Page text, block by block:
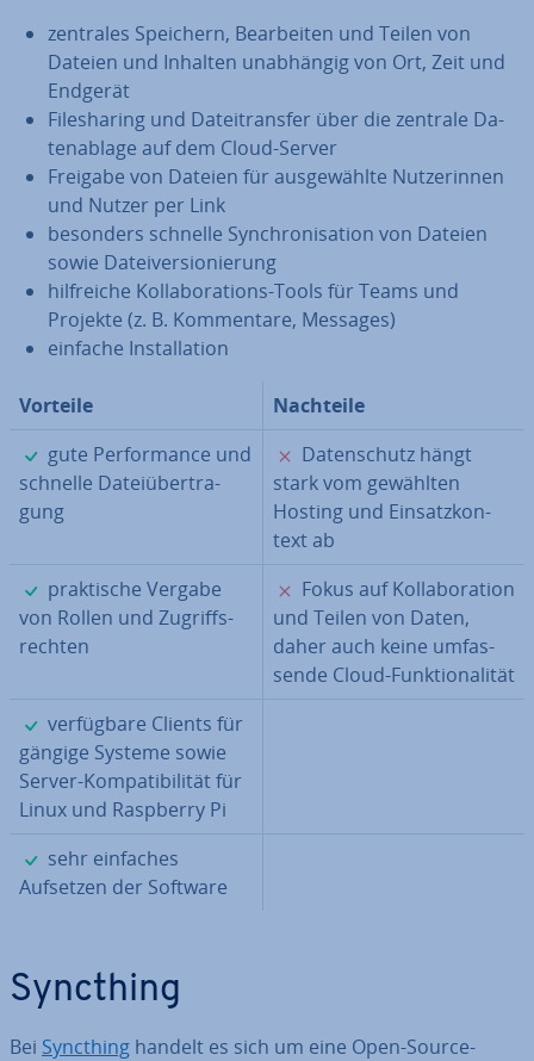
zentrales Speichern, Be­ar­bei­ten und Teilen von
Dateien und Inhalten un­ab­hän­gig von Ort, Zeit und
Endgerät
File­sha­ring und Da­tei­trans­fer über die zentrale Da­
ten­ab­la­ge auf dem Cloud-Server
Freigabe von Dateien für aus­ge­wähl­te Nut­ze­rin­nen
und Nutzer per Link
besonders schnelle Syn­chro­ni­sa­ti­on von Dateien
sowie Da­tei­ver­sio­nie­rung
hilf­rei­che Kol­la­bo­ra­ti­ons-Tools für Teams und
Projekte (z. B. Kom­men­ta­re, Messages)
einfache In­stal­la­ti­on
Vorteile
Nachteile
✓
gute Per­for­mance und
schnelle Da­tei­über­tra­
gung
✗
Da­ten­schutz hängt
stark vom gewählten
Hosting und Ein­satz­kon­
text ab
✓
prak­ti­sche Vergabe
von Rollen und Zu­griffs­
rech­ten
✗
Fokus auf Kol­la­bo­ra­ti­on
und Teilen von Daten,
daher auch keine um­fas­
sen­de Cloud-Funk­tio­na­li­tät
✓
ver­füg­ba­re Clients für
gängige Systeme sowie
Server-Kom­pa­ti­bi­li­tät für
Linux und Raspberry Pi
✓
sehr einfaches
Aufsetzen der Software
Syncthing
Bei Syncthing handelt es sich um eine Open-Source-